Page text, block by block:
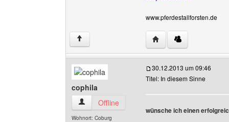
www.pferdestallforsten.de
↑ Website dieses
cophila
cophila Benutzer-Profile anzeigen
Offline
Wohnort: Coburg
30.12.2013 um 09:46
Titel: In diesem Sinne
wünsche ich einen